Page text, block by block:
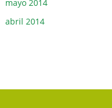
mayo 2014
abril 2014